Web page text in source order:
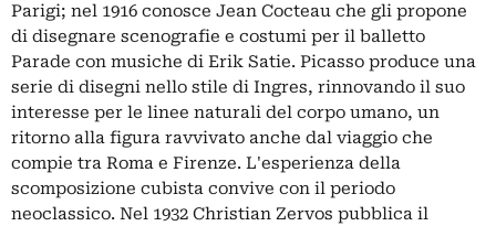
Parigi; nel 1916 conosce Jean Cocteau che gli propone
di disegnare scenografie e costumi per il balletto
Parade con musiche di Erik Satie. Picasso produce una
serie di disegni nello stile di Ingres, rinnovando il suo
interesse per le linee naturali del corpo umano, un
ritorno alla figura ravvivato anche dal viaggio che
compie tra Roma e Firenze. L'esperienza della
scomposizione cubista convive con il periodo
neoclassico. Nel 1932 Christian Zervos pubblica il